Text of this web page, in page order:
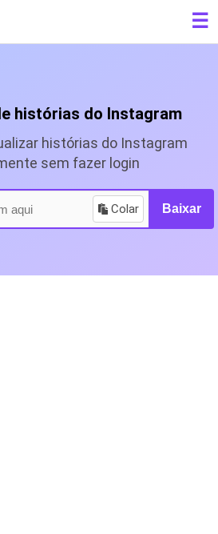
☰
histórias do Instagram
histórias do Instagram
sem fazer login
Colar Baixar